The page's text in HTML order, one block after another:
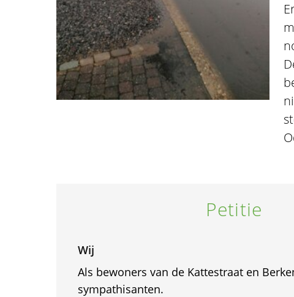
Petitie
Wij
Als bewoners van de Kattestraat en
sympathisanten.